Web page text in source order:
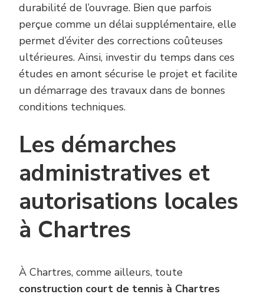
durabilité de l’ouvrage. Bien que parfois
perçue comme un délai supplémentaire, elle
permet d’éviter des corrections coûteuses
ultérieures. Ainsi, investir du temps dans ces
études en amont sécurise le projet et facilite
un démarrage des travaux dans de bonnes
conditions techniques.
Les démarches
administratives et
autorisations locales
à Chartres
À Chartres, comme ailleurs, toute
construction court de tennis à Chartres